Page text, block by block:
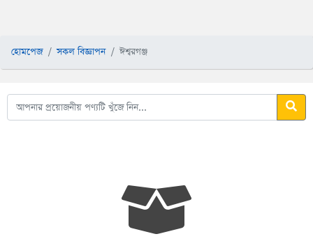
হোমপেজ সকল বিজ্ঞাপন ঈশ্বরগঞ্জ